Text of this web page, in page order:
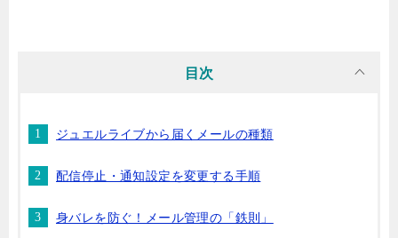
目次
ジュエルライブから届くメールの種類
配信停止・通知設定を変更する手順
身バレを防ぐ！メール管理の「鉄則」